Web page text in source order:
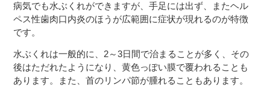
病気でも水ぶくれができますが、手足には出ず、またヘル
ペス性歯肉口内炎のほうが広範囲に症状が現れるのが特徴
です。
水ぶくれは一般的に、2～3日間で治まることが多く、その
後はただれたようになり、黄色っぽい膜で覆われることも
あります。また、首のリンパ節が腫れることもあります。